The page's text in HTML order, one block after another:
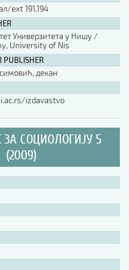
ext 191,194
Универзитета у Нишу /
University of Nis
декан
izdavastvo
СОЦИОЛОГИЈУ 5
(2009)